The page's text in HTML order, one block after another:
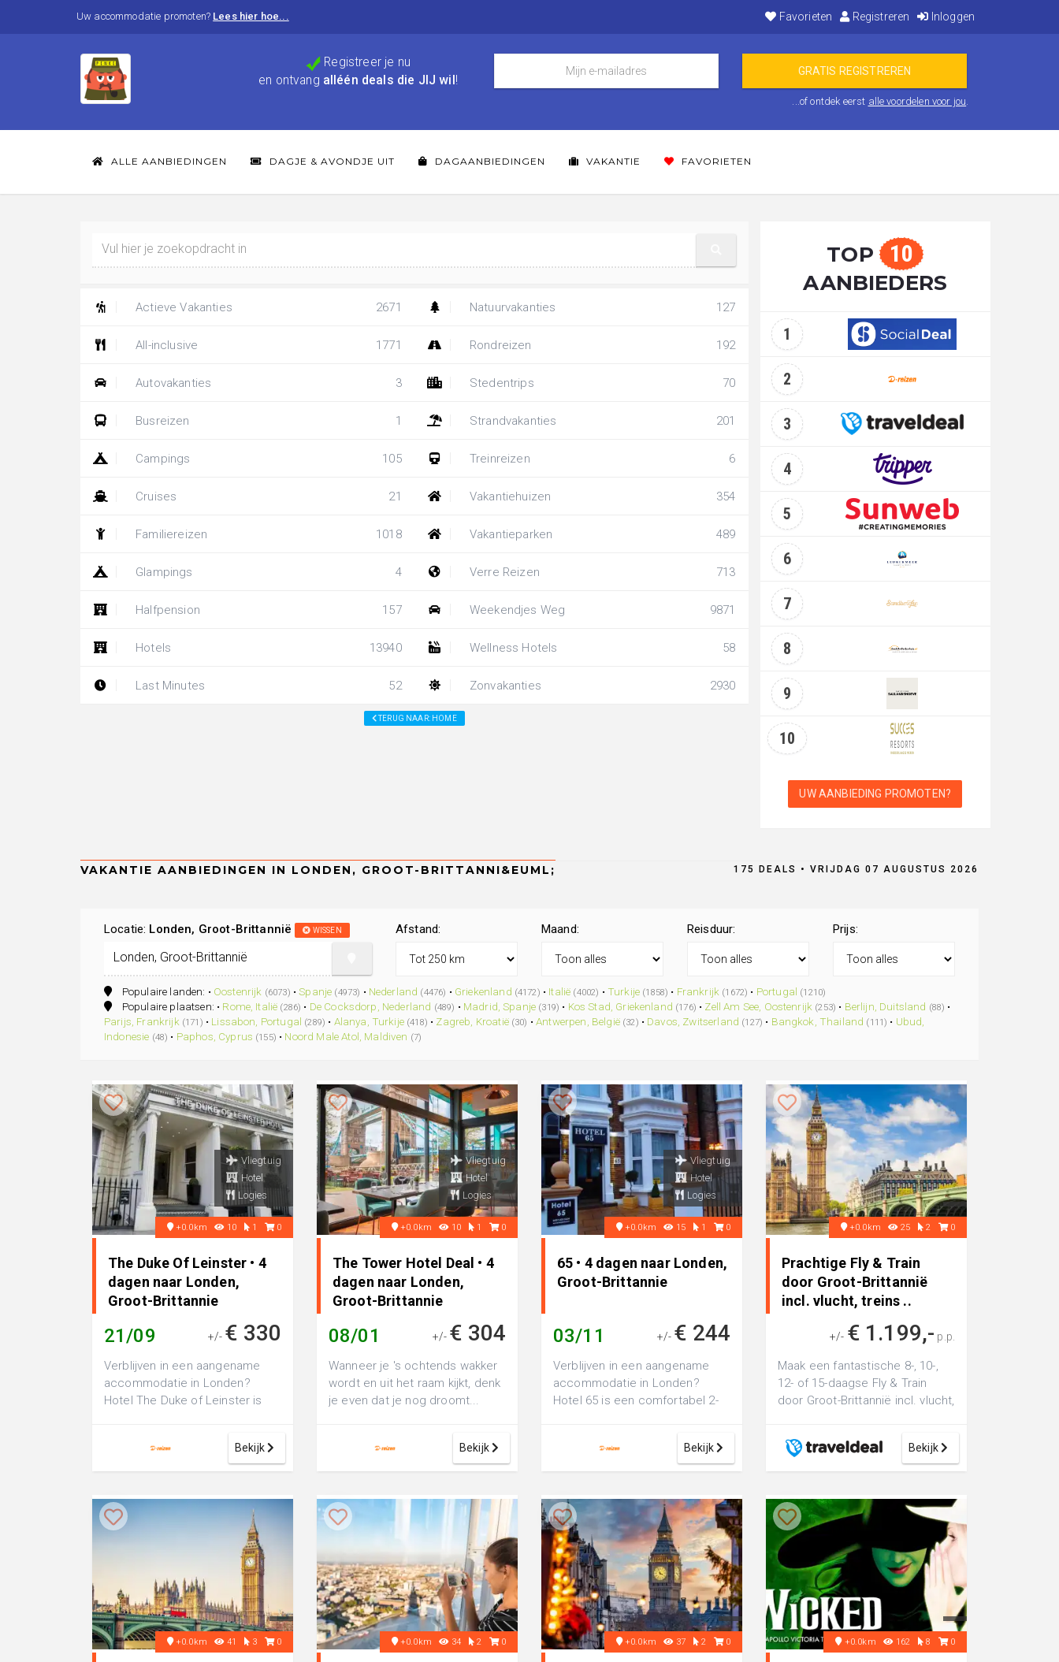
Uw accommodatie promoten? Lees hier hoe... Favorieten Registreren Inloggen
Registreer je nu
en ontvang alléén deals die JIJ wil !
...of ontdek eerst alle voordelen voor jou.
ALLE AANBIEDINGEN DAGJE & AVONDJE UIT DAGAANBIEDINGEN VAKANTIE FAVORIETEN
Actieve Vakanties 2671
All-inclusive 1771
Autovakanties 3
Busreizen 1
Campings 105
Cruises 21
Familiereizen 1018
Glampings 4
Halfpension 157
Hotels 13940
Last Minutes 52
Natuurvakanties 127
Rondreizen 192
Stedentrips 70
Strandvakanties 201
Treinreizen 6
Vakantiehuizen 354
Vakantieparken 489
Verre Reizen 713
Weekendjes Weg 9871
Wellness Hotels 58
Zonvakanties 2930
TERUG NAAR: HOME
TOP 10
AANBIEDERS
1
2
3
4
5
6
7
8
9
10
UW AANBIEDING PROMOTEN?
175 DEALS • VRIJDAG 07 AUGUSTUS 2026
Locatie: Londen, Groot-Brittannië WISSEN Afstand: Maand: Reisduur: Prijs:
Populaire landen: • Oostenrijk (6073) •Spanje (4973) • Nederland (4476) • Griekenland (4172) • Italië (4002) • Turkije (1858) • Frankrijk (1672) • Portugal (1210)
Populaire plaatsen: • Rome, Italië (286) • De Cocksdorp, Nederland (489) • Madrid, Spanje (319) • Kos Stad, Griekenland (176) • Zell Am See, Oostenrijk (253) • Berlijn, Duitsland (88) •
Parijs, Frankrijk (171) • Lissabon, Portugal (289) • Alanya, Turkije (418) • Zagreb, Kroatië (30) •Antwerpen, België (32) • Davos, Zwitserland (127) • Bangkok, Thailand (111) • Ubud,
Indonesie (48) • Paphos, Cyprus (155) • Noord Male Atol, Maldiven (7)
Vliegtuig
Hotel
Logies
+0.0km 10 1 0
The Duke Of Leinster • 4
dagen naar Londen,
Groot-Brittannie
21/09 +/- € 330
Verblijven in een aangename
accommodatie in Londen?
Hotel The Duke of Leinster is
Bekijk
Vliegtuig
Hotel
Logies
+0.0km 10 1 0
The Tower Hotel Deal • 4
dagen naar Londen,
Groot-Brittannie
08/01 +/- € 304
Wanneer je 's ochtends wakker
wordt en uit het raam kijkt, denk
je even dat je nog droomt...
Bekijk
Vliegtuig
Hotel
Logies
+0.0km 15 1 0
65 • 4 dagen naar Londen,
Groot-Brittannie
03/11 +/- € 244
Verblijven in een aangename
accommodatie in Londen?
Hotel 65 is een comfortabel 2-
Bekijk
+0.0km 25 2 0
Prachtige Fly & Train
door Groot-Brittannië
incl. vlucht, treins ..
+/- € 1.199,- p.p.
Maak een fantastische 8-, 10-,
12- of 15-daagse Fly & Train
door Groot-Brittannië incl. vlucht,
Bekijk
+0.0km 41 3 0 +0.0km 34 2 0 +0.0km 37 2 0 +0.0km 162 8 0